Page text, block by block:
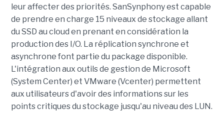
leur affecter des priorités. SanSynphony est capable
de prendre en charge 15 niveaux de stockage allant
du SSD au cloud en prenant en considération la
production des I/O. La réplication synchrone et
asynchrone font partie du package disponible.
L'intégration aux outils de gestion de Microsoft
(System Center) et VMware (Vcenter) permettent
aux utilisateurs d'avoir des informations sur les
points critiques du stockage jusqu'au niveau des LUN.